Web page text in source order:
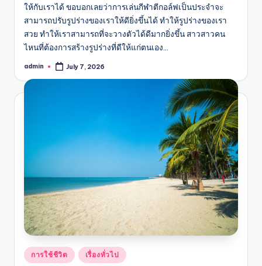
ให้กับเราได้ ขอบอกเลยว่าการเล่นกีฬาตีกอล์ฟเป็นประจำจะ
สามารถปรับรูปร่างของเราให้ดียิ่งขึ้นได้ ทำให้รูปร่างของเรา
สวย ทำให้เราสามารถที่จะวางตัวได้ดีมากยิ่งขึ้น สาวสาวคน
ไหนที่ต้องการสร้างรูปร่างที่ดีให้แก่ตนเอง…
Posted
admin July 7, 2026
Posted
การใช้ชีวิต เรื่องทั่วไป